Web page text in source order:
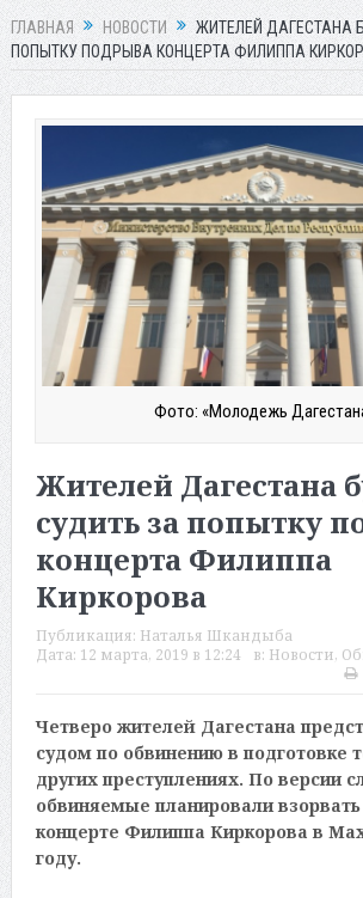
ГЛАВНАЯ НОВОСТИ
ЖИТЕЛЕЙ ДАГЕСТАНА
ПОПЫТКУ ПОДРЫВА КОНЦЕРТА ФИЛИППА
Фото: «Молодежь
Жителей Дагестана
судить за попытку
концерта Филиппа
Киркорова
Публикация: Наталья Шкандыба
Дата: 12 марта, 2019 в 12:24 в: Новости,
Четверо жителей Дагестана
судом по обвинению в подготовке
других преступлениях. По версии
обвиняемые планировали
концерте Филиппа Киркорова в
году.